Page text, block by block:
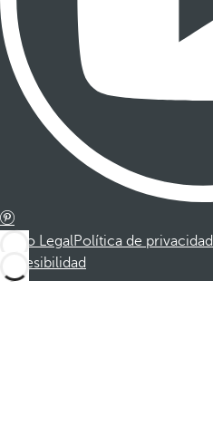
Aviso LegalPolítica de privacidad
Accesibilidad